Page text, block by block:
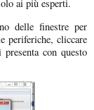
ai più esperti.
delle finestre per
periferiche, cliccare
presenta con questo